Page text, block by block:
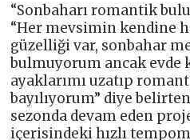
“Sonbaharı romantik
“Her mevsimin kendine
güzelliği var, sonbahar
bulmuyorum ancak evde
ayaklarımı uzatıp
bayılıyorum” diye
sezonda devam eden
içerisindeki hızlı